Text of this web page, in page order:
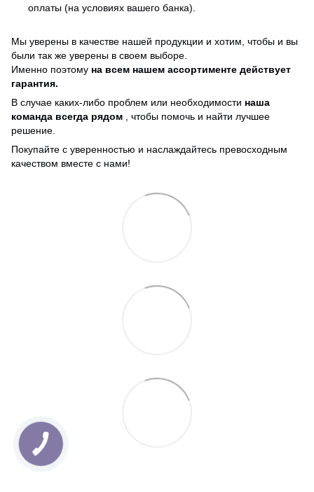
оплаты (на условиях вашего банка).
Мы уверены в качестве нашей продукции и хотим, чтобы и вы
были так же уверены в своем выборе.
Именно поэтому на всем нашем ассортименте действует
гарантия.
В случае каких-либо проблем или необходимости наша
команда всегда рядом , чтобы помочь и найти лучшее
решение.
Покупайте с уверенностью и наслаждайтесь превосходным
качеством вместе с нами!